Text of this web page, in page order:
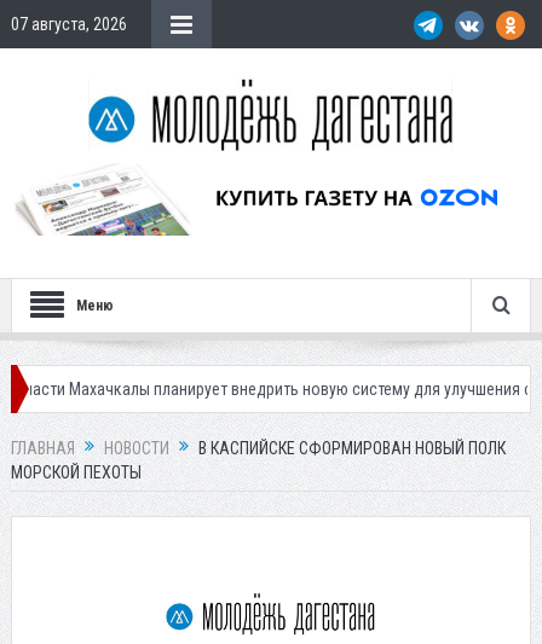
07 августа, 2026
Меню
планирует внедрить новую систему для улучшения ситуации с
ГЛАВНАЯ НОВОСТИ
В КАСПИЙСКЕ СФОРМИРОВАН НОВЫЙ ПОЛК
МОРСКОЙ ПЕХОТЫ